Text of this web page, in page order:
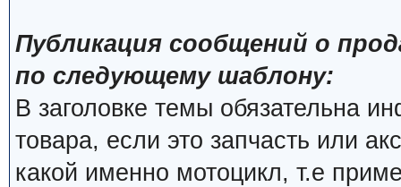
Публикация сообщений о
по следующему шаблону:
В заголовке темы обязательна
товара, если это запчасть или
какой именно мотоцикл, т.е